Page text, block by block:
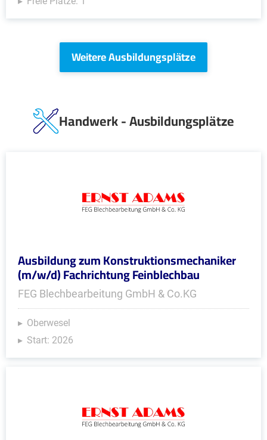
Weitere Ausbildungsplätze
Handwerk - Ausbildungsplätze
Ausbildung zum Konstruktionsmechaniker
(m/w/d) Fachrichtung Feinblechbau
FEG Blechbearbeitung GmbH & Co.KG
Oberwesel
Start: 2026